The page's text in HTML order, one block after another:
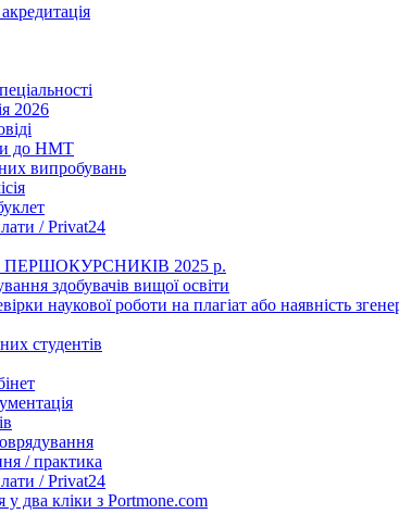
2026
до НМТ
випробувань
/ Privat24
2025 р.
здобувачів вищої освіти
наукової роботи на плагіат або наявність
студентів
/ практика
/ Privat24
два кліки з Portmone.com